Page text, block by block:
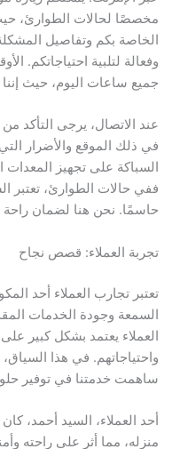
مخصصًا لحالات الطوارئ،
الخاصة بكم وتفاصيل
وفعالة لتلبية احتياجاتكم.
جميع ساعات اليوم، حيث
عند الاتصال، يرجى التأكد
في ذلك الموقع والأضرار
السباكة على تجهيز المعدات
ففي حالات الطوارئ، تعتبر
حاسمًا. نحن هنا لضمان راحة
تجربة العملاء: قصص نجاح
تعتبر تجارب العملاء أحد
السمعة وجودة الخدمات
العملاء يعتمد بشكل كبير
واحتياجاتهم. في هذا
ساهمت خدمتنا في توفير
أحد العملاء، السيد أحمد،
منزله، مما أثر على راحته